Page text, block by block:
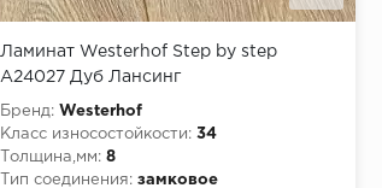
Ламинат Westerhof Step by step
A24027 Дуб Лансинг
Бренд: Westerhof
Класс износостойкости: 34
Толщина,мм: 8
Тип соединения: замковое